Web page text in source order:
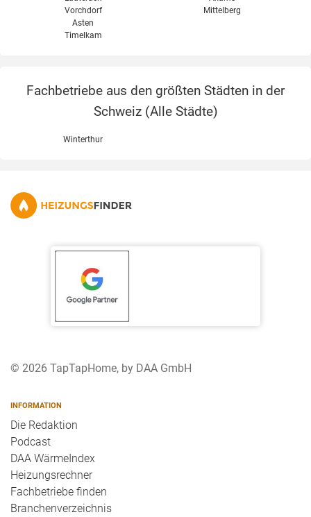
Vorchdorf
Asten
Timelkam
Mittelberg
Fachbetriebe aus den größten Städten in der
Schweiz (Alle Städte)
Winterthur
© 2026 TapTapHome, by DAA GmbH
INFORMATION
Die Redaktion
Podcast
DAA WärmeIndex
Heizungsrechner
Fachbetriebe finden
Branchenverzeichnis